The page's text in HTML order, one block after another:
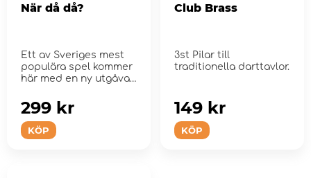
När då då?
Ett av Sveriges mest
populära spel kommer
här med en ny utgåva
KÖP
299 kr
Club Brass
3st Pilar till
traditionella darttavlor.
KÖP
149 kr